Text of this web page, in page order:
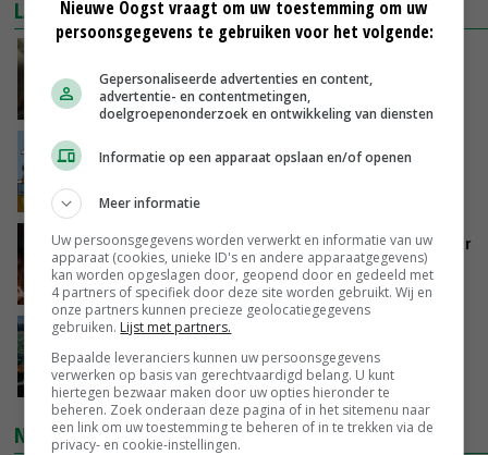
LAATSTE NIEUWS
zorgen voor meer balans’
VANDAAG, 16:01
Internationale vraag naar geitenzuivel blijft
groot: Nederland in Europese top
VANDAAG, 15:33
Vlaamse varkensstapel krimpt, pluimveesector
groeit door schaalvergroting
VANDAAG, 15:20
‘Cijfer jezelf niet weg en doe vooral ook waar
je gelukkig van wordt’
VANDAAG, 13:31
NIEUWSTE VIDEO'S
Nieuwe Oogst vraagt om uw toestemming om uw
persoonsgegevens te gebruiken voor het volgende:
Gepersonaliseerde advertenties en content,
advertentie- en contentmetingen,
doelgroepenonderzoek en ontwikkeling van diensten
Informatie op een apparaat opslaan en/of openen
Meer informatie
Uw persoonsgegevens worden verwerkt en informatie van uw
apparaat (cookies, unieke ID's en andere apparaatgegevens)
kan worden opgeslagen door, geopend door en gedeeld met
4 partners of specifiek door deze site worden gebruikt. Wij en
onze partners kunnen precieze geolocatiegegevens
gebruiken. Lijst met partners.
Bepaalde leveranciers kunnen uw persoonsgegevens
verwerken op basis van gerechtvaardigd belang. U kunt
hiertegen bezwaar maken door uw opties hieronder te
beheren. Zoek onderaan deze pagina of in het sitemenu naar
een link om uw toestemming te beheren of in te trekken via de
privacy- en cookie-instellingen.